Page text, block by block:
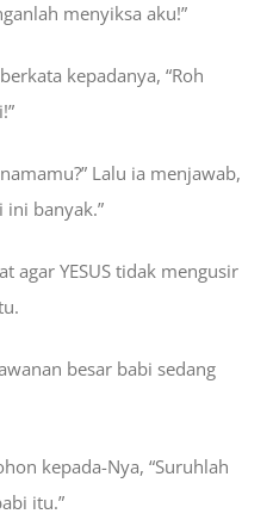
menyiksa aku!”
kepadanya, “Roh
Lalu ia menjawab,
ini banyak.”
agar YESUS tidak mengusir
besar babi sedang
kepada-Nya, “Suruhlah
itu.”